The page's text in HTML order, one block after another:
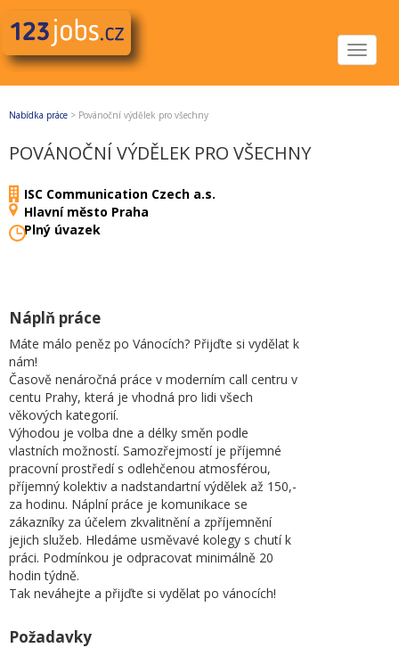
Toggle
Nabídka práce > Povánoční výdělek pro všechny
POVÁNOČNÍ VÝDĚLEK PRO VŠECHNY
ISC Communication Czech a.s.
Hlavní město Praha
Plný úvazek
Náplň práce
Máte málo peněz po Vánocích? Přijďte si vydělat k
nám!
Časově nenáročná práce v moderním call centru v
centu Prahy, která je vhodná pro lidi všech
věkových kategorií.
Výhodou je volba dne a délky směn podle
vlastních možností. Samozřejmostí je příjemné
pracovní prostředí s odlehčenou atmosférou,
příjemný kolektiv a nadstandartní výdělek až 150,-
za hodinu. Náplní práce je komunikace se
zákazníky za účelem zkvalitnění a zpříjemnění
jejich služeb. Hledáme usměvavé kolegy s chutí k
práci. Podmínkou je odpracovat minimálně 20
hodin týdně.
Tak neváhejte a přijďte si vydělat po vánocích!
Požadavky